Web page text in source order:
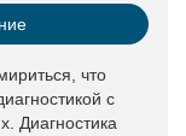
что
с
Диагностика